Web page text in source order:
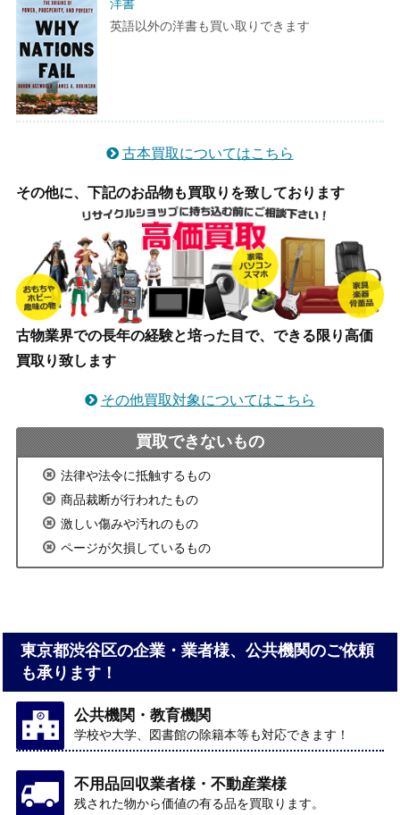
洋書
英語以外の洋書も買い取りできます
古本買取についてはこちら
その他に、下記のお品物も買取りを致しております
古物業界での長年の経験と培った目で、できる限り高価
買取り致します
その他買取対象についてはこちら
買取できないもの
法律や法令に抵触するもの
商品裁断が行われたもの
激しい傷みや汚れのもの
ページが欠損しているもの
東京都渋谷区の企業・業者様、公共機関のご依頼
も承ります！
公共機関・教育機関
学校や大学、図書館の除籍本等も対応できます！
不用品回収業者様・不動産業様
残された物から価値の有る品を買取ります。